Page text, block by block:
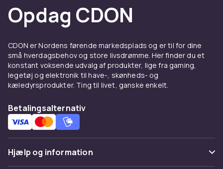
Opdag CDON
CDON er Nordens førende markedsplads og er til for dine
små hverdagsbehov og store livsdrømme. Her finder du et
konstant voksende udvalg af produkter, lige fra gaming,
legetøj og elektronik til have-, skønheds- og
kæledyrsprodukter. Ting til livet, ganske enkelt.
Betalingsalternativ
Hjælp og information